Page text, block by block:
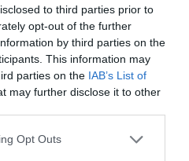
to third parties prior to
opt-out of the further
by third parties on the
This information may
parties on the IAB’s List of
may further disclose it to other
app uses one or more Google
Opt Outs